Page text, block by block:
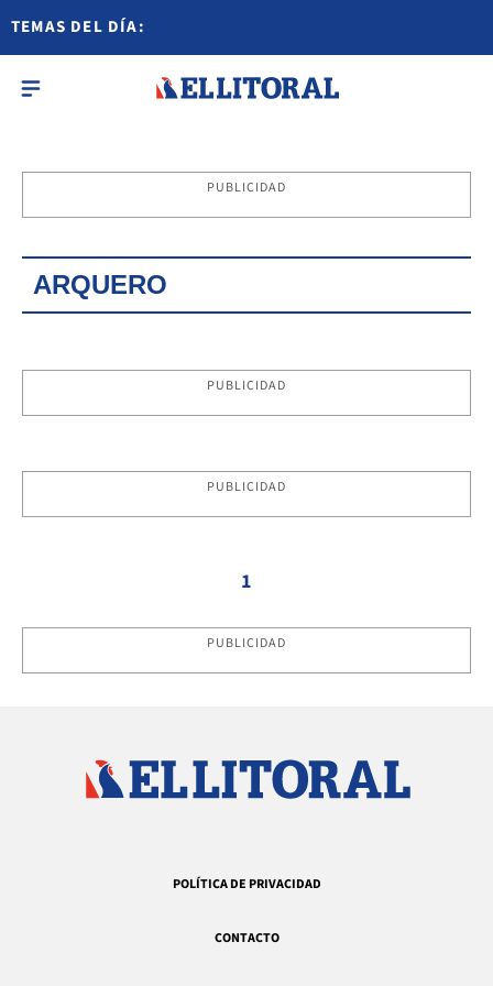
TEMAS DEL DÍA:
PUBLICIDAD
ARQUERO
PUBLICIDAD
PUBLICIDAD
1
PUBLICIDAD
POLÍTICA DE PRIVACIDAD
CONTACTO